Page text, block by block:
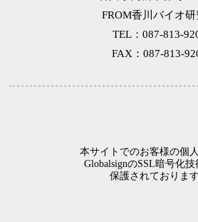
第1回 自然免疫の話FROM香川バイオ
TEL：087-813-
FAX：087-813-
本サイトでのお客様の個人
GlobalsignのSSL暗号化技
保護されております